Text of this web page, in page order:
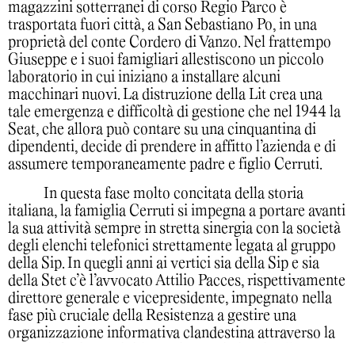
magazzini sotterranei di corso Regio Parco è
trasportata fuori città, a San Sebastiano Po, in una
proprietà del conte Cordero di Vanzo. Nel frattempo
Giuseppe e i suoi famigliari allestiscono un piccolo
laboratorio in cui iniziano a installare alcuni
macchinari nuovi. La distruzione della Lit crea una
tale emergenza e difficoltà di gestione che nel 1944 la
Seat, che allora può contare su una cinquantina di
dipendenti, decide di prendere in affitto l’azienda e di
assumere temporaneamente padre e figlio Cerruti.
In questa fase molto concitata della storia
italiana, la famiglia Cerruti si impegna a portare avanti
la sua attività sempre in stretta sinergia con la società
degli elenchi telefonici strettamente legata al gruppo
della Sip. In quegli anni ai vertici sia della Sip e sia
della Stet c’è l’avvocato Attilio Pacces, rispettivamente
direttore generale e vicepresidente, impegnato nella
fase più cruciale della Resistenza a gestire una
organizzazione informativa clandestina attraverso la